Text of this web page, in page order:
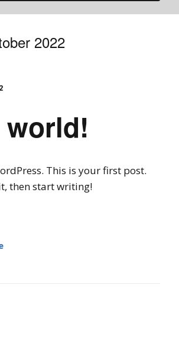
2022
world!
This is your first post.
then start writing!